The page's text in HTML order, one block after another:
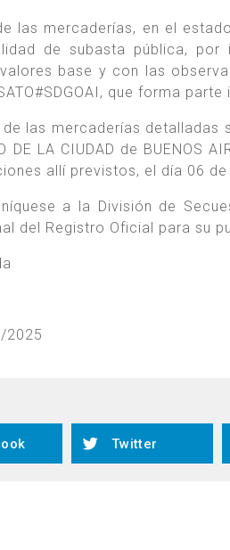
las mercaderías, en el
de subasta pública, por
base y con las
que forma
las mercaderías
LA CIUDAD de BUENOS
allí previstos, el día 06
a la División de
del Registro Oficial para su
2025
Twitter